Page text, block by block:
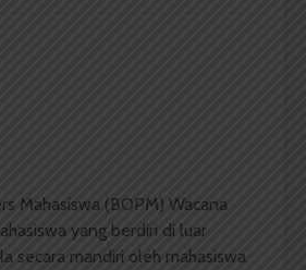
Mahasiswa (BOPM) Wacana
yang berdiri di luar
secara mandiri oleh mahasiswa